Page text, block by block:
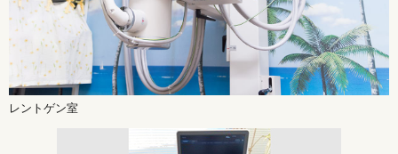
レントゲン室